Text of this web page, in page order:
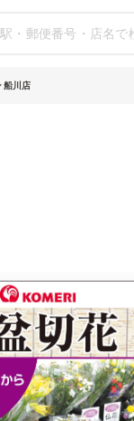
船川店